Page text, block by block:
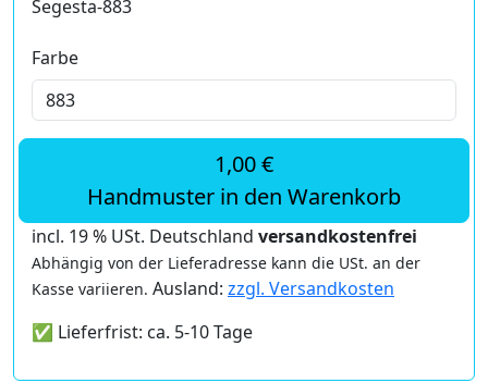
Segesta-883
Farbe
1,00 €
Handmuster in den Warenkorb
incl. 19 % USt. Deutschland versandkostenfrei
Abhängig von der Lieferadresse kann die USt. an der
Kasse variieren. Ausland: zzgl. Versandkosten
✅ Lieferfrist: ca. 5-10 Tage